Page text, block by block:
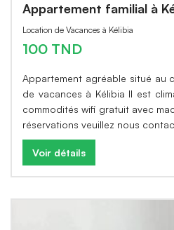
Appartement familial à
Location de Vacances à Kélibia
100 TND
Appartement agréable situé au
de vacances à Kélibia Il est
commodités wifi gratuit avec
réservations veuillez nous
Voir détails